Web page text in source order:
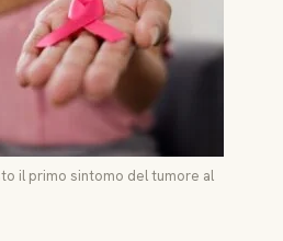
il primo sintomo del tumore al